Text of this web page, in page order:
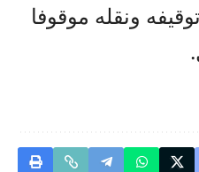
ونقله موقوفا